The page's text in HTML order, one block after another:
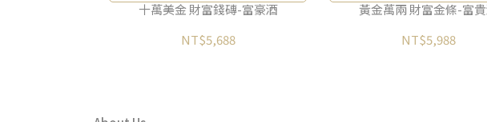
十萬美金 財富錢磚-富豪酒
NT$5,688
黃金萬兩 財富金條-富
NT$5,988